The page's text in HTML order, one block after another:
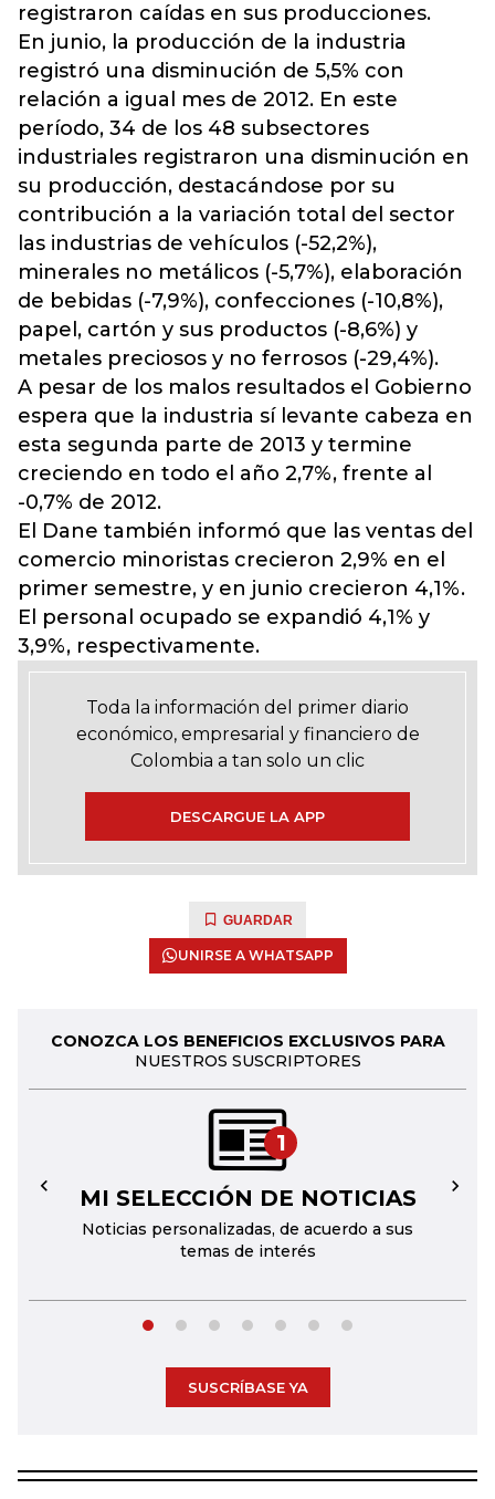
registraron caídas en sus producciones.
En junio, la producción de la industria
registró una disminución de 5,5% con
relación a igual mes de 2012. En este
período, 34 de los 48 subsectores
industriales registraron una disminución en
su producción, destacándose por su
contribución a la variación total del sector
las industrias de vehículos (-52,2%),
minerales no metálicos (-5,7%), elaboración
de bebidas (-7,9%), confecciones (-10,8%),
papel, cartón y sus productos (-8,6%) y
metales preciosos y no ferrosos (-29,4%).
A pesar de los malos resultados el Gobierno
espera que la industria sí levante cabeza en
esta segunda parte de 2013 y termine
creciendo en todo el año 2,7%, frente al
-0,7% de 2012.
El Dane también informó que las ventas del
comercio minoristas crecieron 2,9% en el
primer semestre, y en junio crecieron 4,1%.
El personal ocupado se expandió 4,1% y
3,9%, respectivamente.
Toda la información del primer diario
económico, empresarial y financiero de
Colombia a tan solo un clic
DESCARGUE LA APP
GUARDAR
UNIRSE A WHATSAPP
CONOZCA LOS BENEFICIOS EXCLUSIVOS PARA
NUESTROS SUSCRIPTORES
1
MI SELECCIÓN DE NOTICIAS
Noticias personalizadas, de acuerdo a sus
temas de interés
← →
SUSCRÍBASE YA